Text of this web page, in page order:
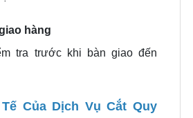
hàng
tra trước khi bàn giao đến
Của Dịch Vụ Cắt Quy